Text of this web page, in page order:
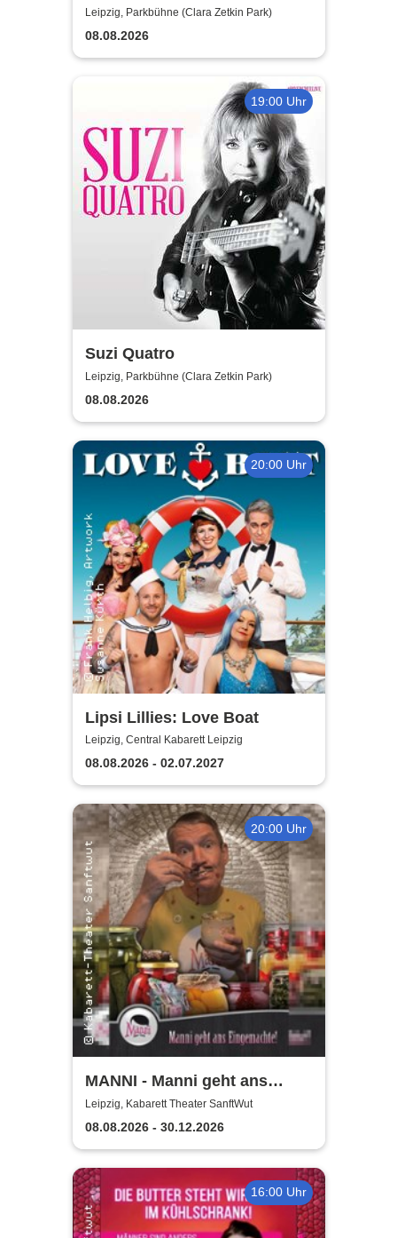
Leipzig, Parkbühne (Clara Zetkin Park)
08.08.2026
19:00 Uhr
Suzi Quatro
Leipzig, Parkbühne (Clara Zetkin Park)
08.08.2026
20:00 Uhr
Lipsi Lillies: Love Boat
Leipzig, Central Kabarett Leipzig
08.08.2026 - 02.07.2027
20:00 Uhr
MANNI - Manni geht ans
Eingemachte
Leipzig, Kabarett Theater SanftWut
08.08.2026 - 30.12.2026
16:00 Uhr